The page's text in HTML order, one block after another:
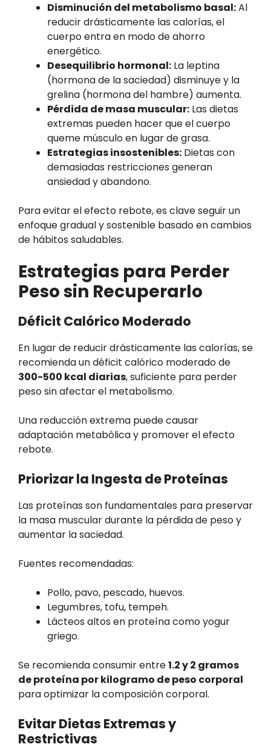
Disminución del metabolismo basal:Al
reducir drásticamente las calorías, el
cuerpo entra en modo de ahorro
energético.
Desequilibrio hormonal: La leptina
(hormona de la saciedad) disminuye y la
grelina (hormona del hambre) aumenta.
Pérdida de masa muscular: Las dietas
extremas pueden hacer que el cuerpo
queme músculo en lugar de grasa.
Estrategias insostenibles: Dietas con
demasiadas restricciones generan
ansiedad y abandono.
Para evitar el efecto rebote, es clave seguir un
enfoque gradual y sostenible basado en cambios
de hábitos saludables.
Estrategias para Perder
Peso sin Recuperarlo
Déficit Calórico Moderado
En lugar de reducir drásticamente las calorías, se
recomienda un déficit calórico moderado de
300-500 kcal diarias, suficiente para perder
peso sin afectar el metabolismo.
Una reducción extrema puede causar
adaptación metabólica y promover el efecto
rebote.
Priorizar la Ingesta de Proteínas
Las proteínas son fundamentales para preservar
la masa muscular durante la pérdida de peso y
aumentar la saciedad.
Fuentes recomendadas:
Pollo, pavo, pescado, huevos.
Legumbres, tofu, tempeh.
Lácteos altos en proteína como yogur
griego.
Se recomienda consumir entre1.2 y 2 gramos
de proteína por kilogramo de peso corporal
para optimizar la composición corporal.
Evitar Dietas Extremas y
Restrictivas